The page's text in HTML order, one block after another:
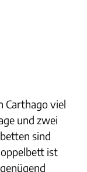
Carthago viel
und zwei
sind
ist